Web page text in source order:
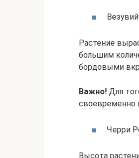
Везувий
Растение
большим
бордовыми
Важно! Для
своевременно
Черри
Высота